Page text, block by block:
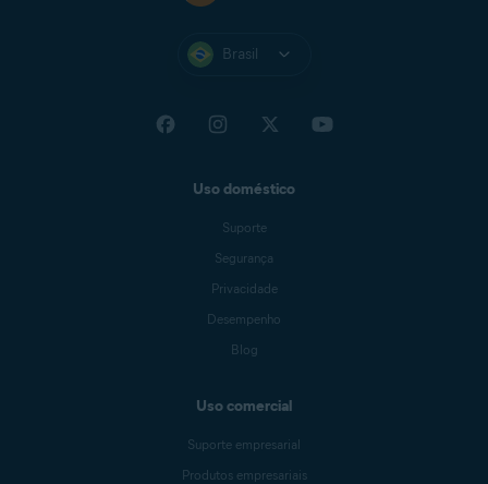
Brasil
Uso doméstico
Suporte
Segurança
Privacidade
Desempenho
Blog
Uso comercial
Suporte empresarial
Produtos empresariais